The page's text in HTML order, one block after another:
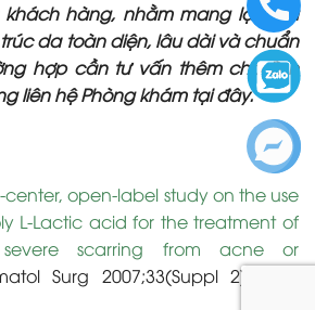
hàng, nhằm mang lại hiệu
da toàn diện, lâu dài và chuẩn
hợp cần tư vấn thêm cho tình
liên hệ Phòng khám tại đây.
center, open-label study on the use
L-Lactic acid for the treatment of
scarring from acne or
Surg 2007;33(Suppl 2):S159–